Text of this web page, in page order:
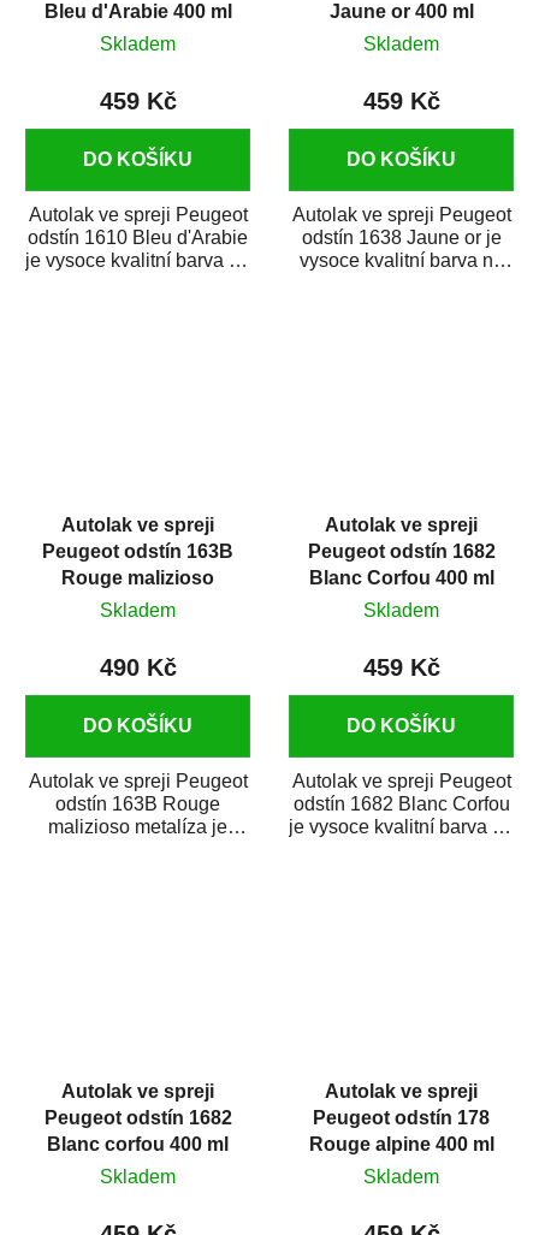
Bleu d'Arabie 400 ml
Skladem
459 Kč
DO KOŠÍKU
Autolak ve spreji Peugeot
odstín 1610 Bleu d'Arabie
je vysoce kvalitní barva na
Jaune or 400 ml
Skladem
459 Kč
DO KOŠÍKU
Autolak ve spreji Peugeot
odstín 1638 Jaune or je
vysoce kvalitní barva na
Autolak ve spreji
Peugeot odstín 163B
Rouge malizioso
metalíza 375 ml
Skladem
490 Kč
DO KOŠÍKU
Autolak ve spreji Peugeot
odstín 163B Rouge
malizioso metalíza je
Autolak ve spreji
Peugeot odstín 1682
Blanc Corfou 400 ml
Skladem
459 Kč
DO KOŠÍKU
Autolak ve spreji Peugeot
odstín 1682 Blanc Corfou
je vysoce kvalitní barva na
Autolak ve spreji
Peugeot odstín 1682
Blanc corfou 400 ml
Skladem
Autolak ve spreji
Peugeot odstín 178
Rouge alpine 400 ml
Skladem